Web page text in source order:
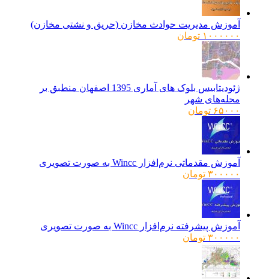
آموزش مدیریت حوادث مخازن (حریق و نشتی مخازن)
۱۰۰۰۰۰۰ تومان
ژئودیتابیس بلوک های آماری 1395 اصفهان منطبق بر
محله‌های شهر
۶۵۰۰۰ تومان
آموزش مقدماتی نرم‌افزار Wincc به صورت تصویری
۳۰۰۰۰۰ تومان
آموزش پیشرفته نرم‌افزار Wincc به صورت تصویری
۳۰۰۰۰۰ تومان